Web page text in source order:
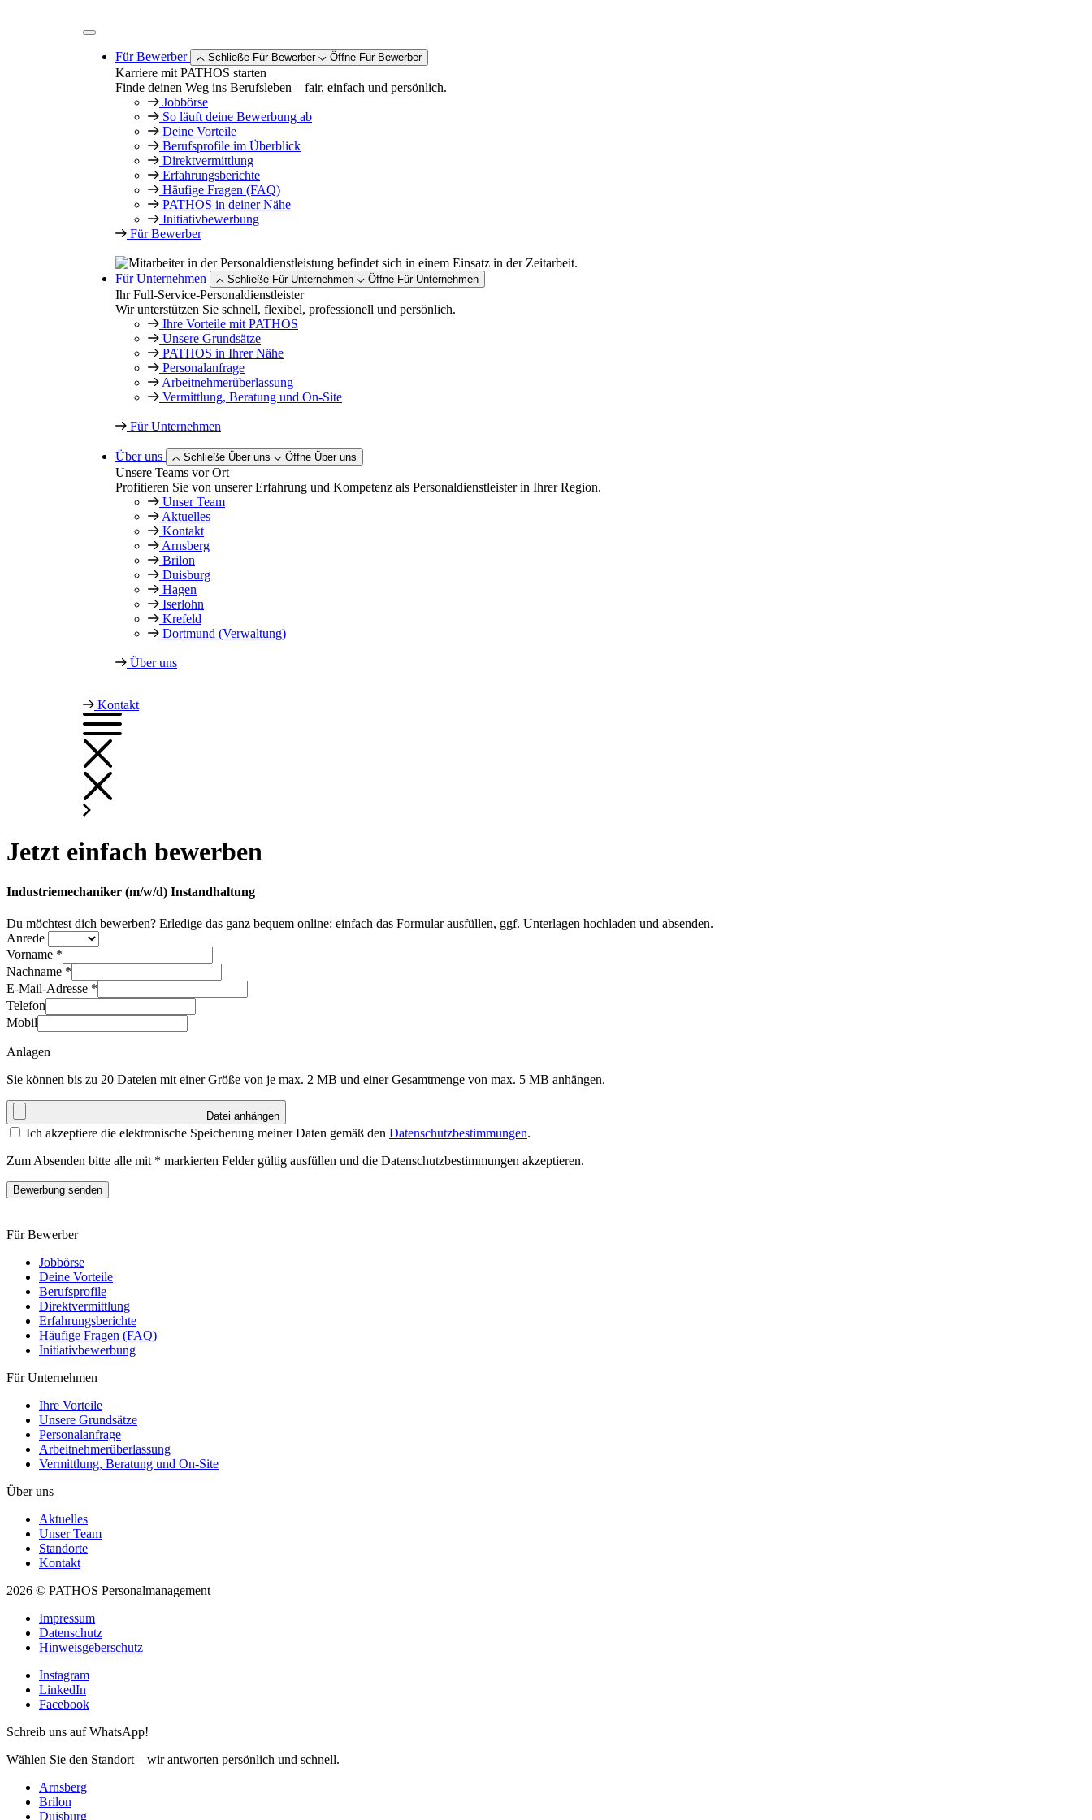
Für Bewerber
Schließe Für Bewerber Öffne Für Bewerber
Karriere mit PATHOS starten
Finde deinen Weg ins Berufsleben – fair, einfach und persönlich.
Jobbörse
So läuft deine Bewerbung ab
Deine Vorteile
Berufsprofile im Überblick
Direktvermittlung
Erfahrungsberichte
Häufige Fragen (FAQ)
PATHOS in deiner Nähe
Initiativbewerbung
Für Bewerber
Für Unternehmen Schließe Für Unternehmen Öffne Für Unternehmen
Ihr Full-Service-Personaldienstleister
Wir unterstützen Sie schnell, flexibel, professionell und persönlich.
Ihre Vorteile mit PATHOS
Unsere Grundsätze
PATHOS in Ihrer Nähe
Personalanfrage
Arbeitnehmer­überlassung
Vermittlung, Beratung und On-Site
Für Unternehmen
Über uns Schließe Über uns Öffne Über uns
Unsere Teams vor Ort
Profitieren Sie von unserer Erfahrung und Kompetenz als Personaldienstleister in Ihrer Region.
Unser Team
Aktuelles
Kontakt
Arnsberg
Brilon
Duisburg
Hagen
Iserlohn
Krefeld
Dortmund (Verwaltung)
Über uns
Kontakt
Jetzt einfach bewerben
Industriemechaniker (m/w/d) Instandhaltung
Du möchtest dich bewerben? Erledige das ganz bequem online: einfach das Formular ausfüllen, ggf. Unterlagen hochladen und absenden.
Anrede
Vorname *
Nachname *
E-Mail-Adresse *
Telefon
Mobil
Anlagen
Sie können bis zu 20 Dateien mit einer Größe von je max. 2 MB und einer Gesamtmenge von max. 5 MB anhängen.
Datei anhängen
Ich akzeptiere die elektronische Speicherung meiner Daten gemäß den Datenschutzbestimmungen.
Zum Absenden bitte alle mit * markierten Felder gültig ausfüllen und die Datenschutzbestimmungen akzeptieren.
Bewerbung senden
Für Bewerber
Jobbörse
Deine Vorteile
Berufsprofile
Direktvermittlung
Erfahrungsberichte
Häufige Fragen (FAQ)
Initiativ­bewerbung
Für Unternehmen
Ihre Vorteile
Unsere Grundsätze
Personal­anfrage
Arbeitnehmer­überlassung
Vermittlung, Beratung und On-Site
Über uns
Aktuelles
Unser Team
Standorte
Kontakt
2026 © PATHOS Personalmanagement
Impressum
Datenschutz
Hinweisgeberschutz
Instagram
LinkedIn
Facebook
Schreib uns auf WhatsApp!
Wählen Sie den Standort – wir antworten persönlich und schnell.
Arnsberg
Brilon
Duisburg